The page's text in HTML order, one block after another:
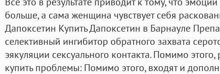
больше, а сама женщина чувствует себя
Дапоксетин Купить Дапоксетин в Барнауле
селективный ингибитор обратного захвата
эякуляции сексуального контакта. Помимо
купить проблемы: Помимо этого, входят и